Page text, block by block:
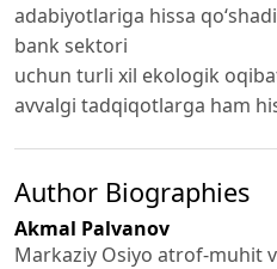
adabiyotlariga hissa
bank sektori
uchun turli xil ekologik
avvalgi tadqiqotlarga ham
Author Biographies
Akmal Palvanov
Markaziy Osiyo atrof-muhit